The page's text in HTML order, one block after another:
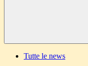
Tutte le news